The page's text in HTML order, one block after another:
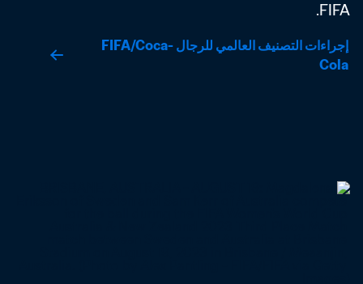
FIFA.
إجراءات التصنيف العالمي للرجال FIFA/Coca-
Cola